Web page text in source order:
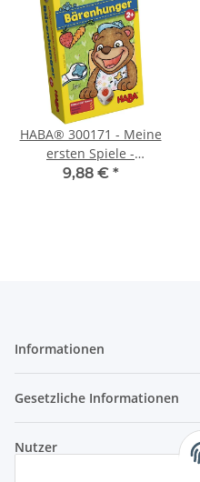
HABA® 300171 - Meine
ersten Spiele -
Bärenhunger
9,88 € *
Informationen
Gesetzliche Informationen
Nutzer